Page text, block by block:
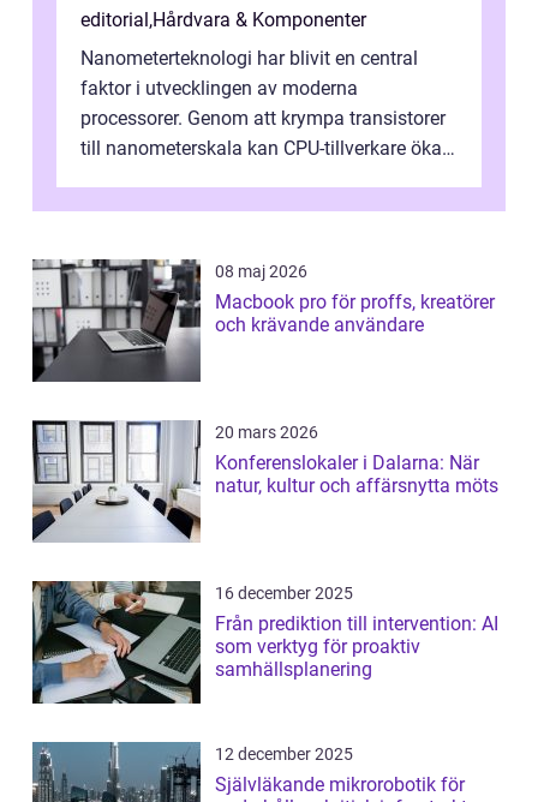
editorial,Hårdvara & Komponenter
Nanometerteknologi har blivit en central
faktor i utvecklingen av moderna
processorer. Genom att krympa transistorer
till nanometerskala kan CPU-tillverkare öka
08 maj 2026
Macbook pro för proffs, kreatörer
och krävande användare
20 mars 2026
Konferenslokaler i Dalarna: När
natur, kultur och affärsnytta möts
16 december 2025
Från prediktion till intervention: AI
som verktyg för proaktiv
samhällsplanering
12 december 2025
Självläkande mikrorobotik för